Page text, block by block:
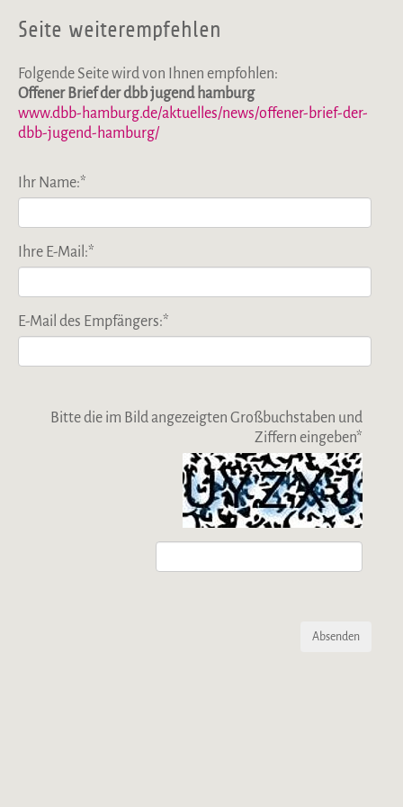
Seite weiterempfehlen
Folgende Seite wird von Ihnen empfohlen:
Offener Brief der dbb jugend hamburg
www.dbb-hamburg.de/aktuelles/news/offener-brief-der-
dbb-jugend-hamburg/
Ihr Name:*
Ihre E-Mail:*
E-Mail des Empfängers:*
Bitte die im Bild angezeigten Großbuchstaben und
Ziffern eingeben*
Absenden